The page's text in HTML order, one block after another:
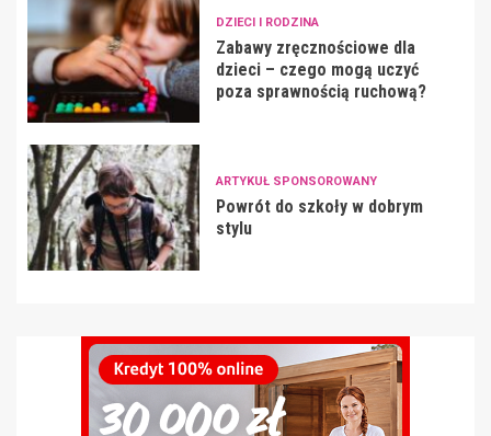
DZIECI I RODZINA
Zabawy zręcznościowe dla
dzieci – czego mogą uczyć
poza sprawnością ruchową?
ARTYKUŁ SPONSOROWANY
Powrót do szkoły w dobrym
stylu